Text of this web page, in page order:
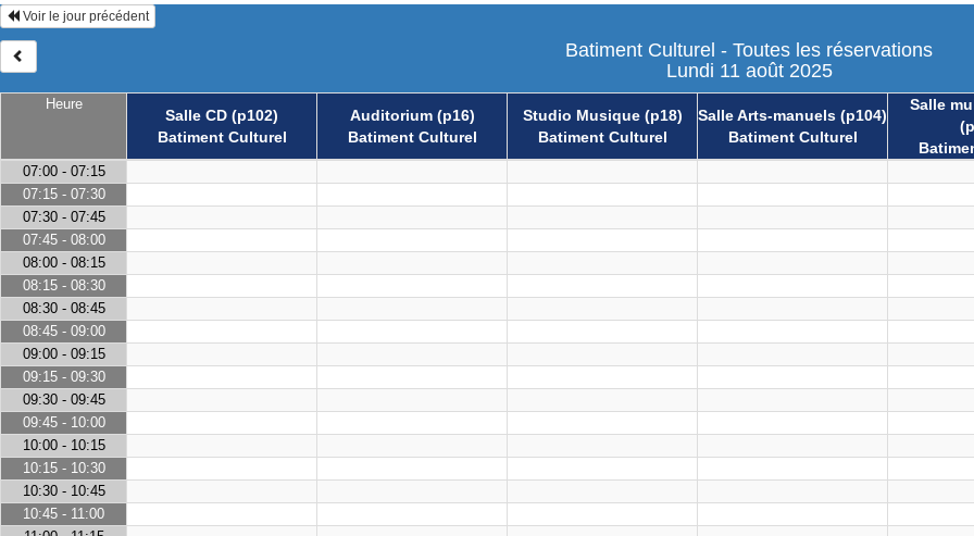
Heure
Salle CD (p102)
Batiment Culturel
Auditorium (p16)
Batiment Culturel
Studio Musique (p18)
Batiment Culturel
Salle Arts-manuels (p104)
Batiment Culturel
Salle
Voir le jour précédent
Batiment Culturel - Toutes les réservations
Lundi 11 août 2025
07:00 - 07:15
07:15 - 07:30
07:30 - 07:45
07:45 - 08:00
08:00 - 08:15
08:15 - 08:30
08:30 - 08:45
08:45 - 09:00
09:00 - 09:15
09:15 - 09:30
09:30 - 09:45
09:45 - 10:00
10:00 - 10:15
10:15 - 10:30
10:30 - 10:45
10:45 - 11:00